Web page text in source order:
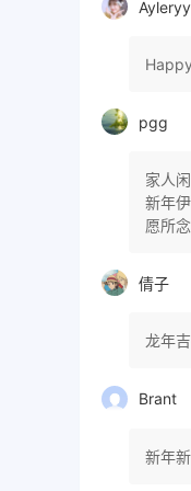
Ayleryy
pgg
家人
新年
愿所
倩子
龙年
Brant
新年